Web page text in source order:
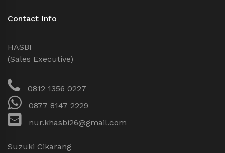
Contact Info
HASBI
(Sales Executive)
0812 1356 0227
0877 8147 2229
nur.khasbi26@gmail.com
Suzuki Cikarang